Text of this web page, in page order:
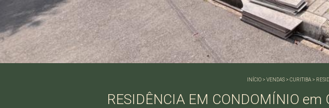
INÍCIO > VENDAS > CURITIBA >
RESIDÊNCIA EM CONDOMÍNIO